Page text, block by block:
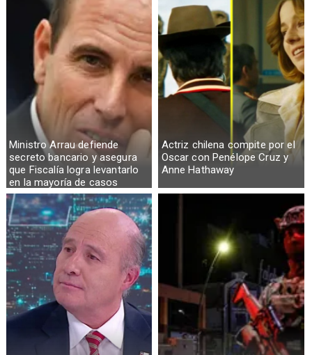
Ministro Arrau defiende
secreto bancario y asegura
que Fiscalía logra levantarlo
en la mayoría de casos
Actriz chilena compite por el
Oscar con Penélope Cruz y
Anne Hathaway